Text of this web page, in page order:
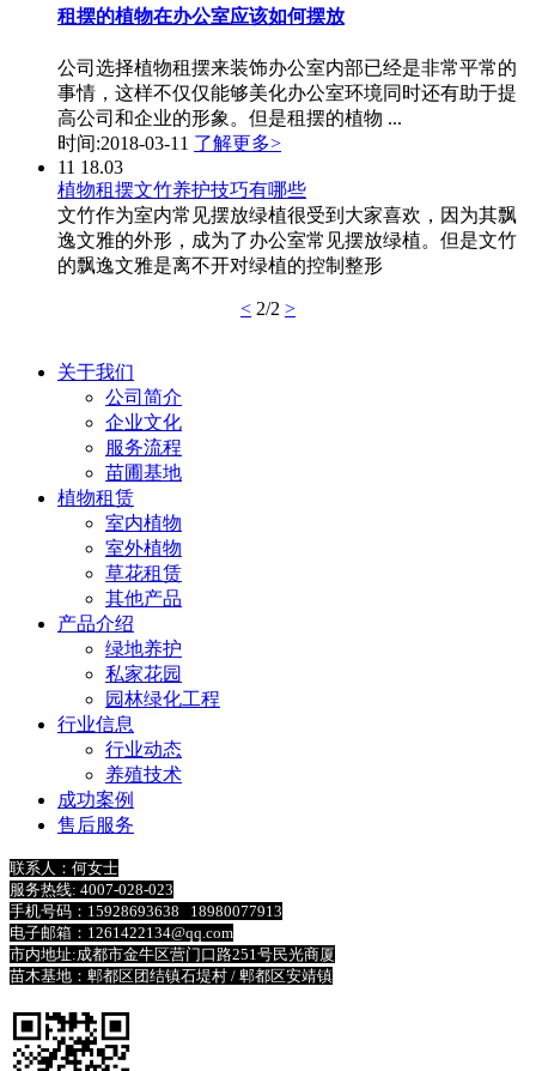
租摆的植物在办公室应该如何摆放
公司选择植物租摆来装饰办公室内部已经是非常平常的
事情，这样不仅仅能够美化办公室环境同时还有助于提
高公司和企业的形象。但是租摆的植物 ...
时间:2018-03-11 了解更多>
11 18.03
植物租摆文竹养护技巧有哪些
文竹作为室内常见摆放绿植很受到大家喜欢，因为其飘
逸文雅的外形，成为了办公室常见摆放绿植。但是文竹
的飘逸文雅是离不开对绿植的控制整形
< 2/2 >
关于我们
公司简介
企业文化
服务流程
苗圃基地
植物租赁
室内植物
室外植物
草花租赁
其他产品
产品介绍
绿地养护
私家花园
园林绿化工程
行业信息
行业动态
养殖技术
成功案例
售后服务
联系人：何女士
服务热线: 4007-028-023
手机号码：15928693638 18980077913
电子邮箱：1261422134@qq.com
市内地址:成都市金牛区营门口路251号民光商厦
苗木基地：郫都区团结镇石堤村 / 郫都区安靖镇